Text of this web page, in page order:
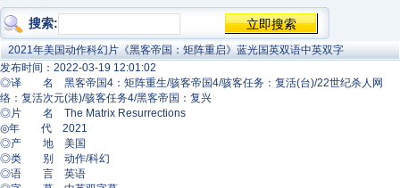
搜索:
2021年美国动作科幻片《黑客帝国：矩阵重启》蓝光国英双语中英双字
发布时间：2022-03-19 12:01:02
◎译 名 黑客帝国4：矩阵重生/骇客帝国4/骇客任务：复活(台)/22世纪杀人网
络：复活次元(港)/骇客任务4/黑客帝国：复兴
◎片 名 The Matrix Resurrections
◎年 代 2021
◎产 地 美国
◎类 别 动作/科幻
◎语 言 英语